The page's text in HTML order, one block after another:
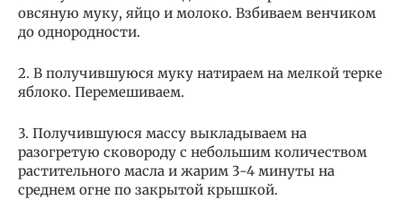
овсяную муку, яйцо и молоко. Взбиваем венчиком
до однородности.
2. В получившуюся муку натираем на мелкой терке
яблоко. Перемешиваем.
3. Получившуюся массу выкладываем на
разогретую сковороду с небольшим количеством
растительного масла и жарим 3-4 минуты на
среднем огне по закрытой крышкой.